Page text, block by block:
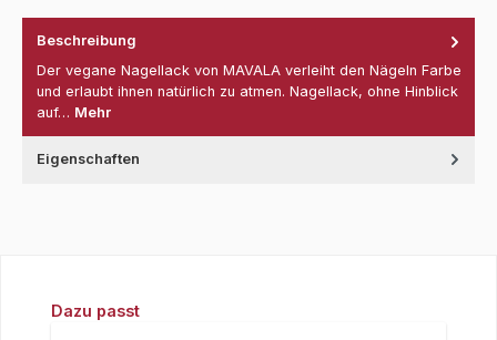
Beschreibung
Der vegane Nagellack von MAVALA verleiht den Nägeln Farbe
und erlaubt ihnen natürlich zu atmen. Nagellack, ohne Hinblick
auf… Mehr
Eigenschaften
Produktgalerie überspringen
Dazu passt